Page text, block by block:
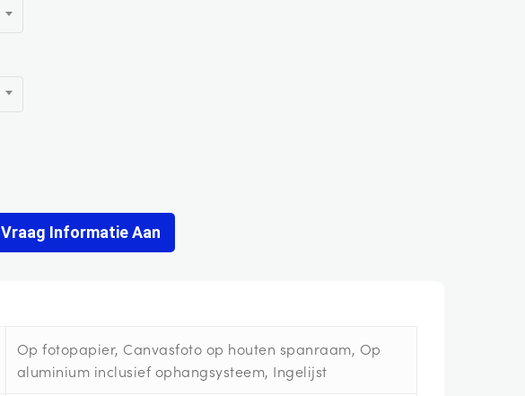
Vraag Informatie Aan
Op fotopapier, Canvasfoto op houten spanraam, Op
aluminium inclusief ophangsysteem, Ingelijst